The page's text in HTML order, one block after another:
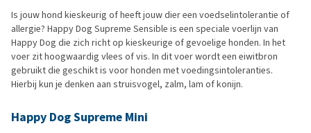
Is jouw hond kieskeurig of heeft jouw dier een voedselintolerantie of
allergie? Happy Dog Supreme Sensible is een speciale voerlijn van
Happy Dog die zich richt op kieskeurige of gevoelige honden. In het
voer zit hoogwaardig vlees of vis. In dit voer wordt een eiwitbron
gebruikt die geschikt is voor honden met voedingsintoleranties.
Hierbij kun je denken aan struisvogel, zalm, lam of konijn.
Happy Dog Supreme Mini